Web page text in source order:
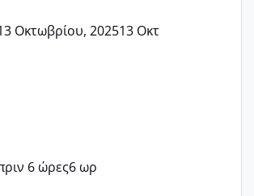
Οκτωβρίου, 202513 Οκτ
6 ώρες6 ωρ